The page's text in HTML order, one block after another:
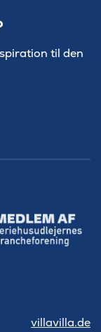
til den
villavilla.de